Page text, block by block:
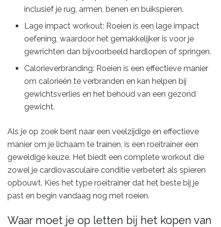
inclusief je rug, armen, benen en buikspieren.
Lage impact workout: Roeien is een lage impact
oefening, waardoor het gemakkelijker is voor je
gewrichten dan bijvoorbeeld hardlopen of springen.
Calorieverbranding: Roeien is een effectieve manier
om calorieën te verbranden en kan helpen bij
gewichtsverlies en het behoud van een gezond
gewicht.
Als je op zoek bent naar een veelzijdige en effectieve
manier om je lichaam te trainen, is een roeitrainer een
geweldige keuze. Het biedt een complete workout die
zowel je cardiovasculaire conditie verbetert als spieren
opbouwt. Kies het type roeitrainer dat het beste bij je
past en begin vandaag nog met roeien.
Waar moet je op letten bij het kopen van